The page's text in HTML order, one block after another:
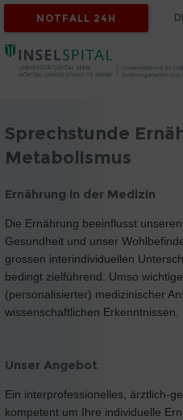
NOTFALL 24H
Sprechstunde
Metabolismus
Ernährung in der Medizin
Die Ernährung beeinflusst
Gesundheit und unser
grossen interindividuellen
bedingt zielführend. Umso
(personalisierter) medizinischer
wissenschaftlichen Erkenntnissen.
Unser Angebot
Ein interprofessionelles, ärztlich-
kompetent um Ihre individuelle